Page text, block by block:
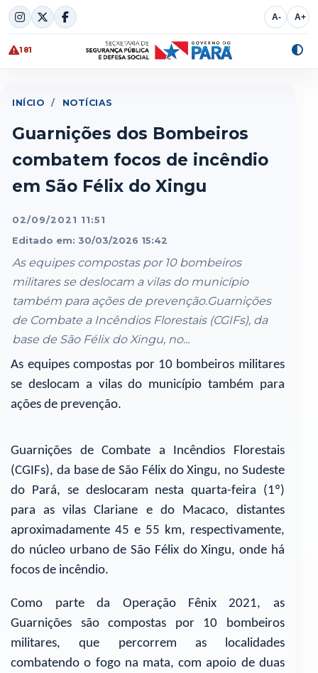
Skip
to
content
A- A+
181
INÍCIO / NOTÍCIAS
Guarnições dos Bombeiros
combatem focos de incêndio
em São Félix do Xingu
02/09/2021 11:51
Editado em: 30/03/2026 15:42
As equipes compostas por 10 bombeiros
militares se deslocam a vilas do município
também para ações de prevenção.Guarnições
de Combate a Incêndios Florestais (CGIFs), da
base de São Félix do Xingu, no...
As equipes compostas por 10 bombeiros militares
se deslocam a vilas do município também para
ações de prevenção.
Guarnições de Combate a Incêndios Florestais
(CGIFs), da base de São Félix do Xingu, no Sudeste
do Pará, se deslocaram nesta quarta-feira (1º)
para as vilas Clariane e do Macaco, distantes
aproximadamente 45 e 55 km, respectivamente,
do núcleo urbano de São Félix do Xingu, onde há
focos de incêndio.
Como parte da Operação Fênix 2021, as
Guarnições são compostas por 10 bombeiros
militares, que percorrem as localidades
combatendo o fogo na mata, com apoio de duas